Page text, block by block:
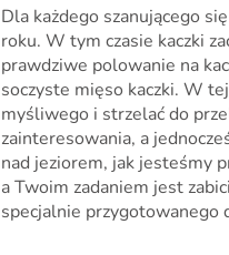
Dla każdego szanującego
roku. W tym czasie kaczki
prawdziwe polowanie na
soczyste mięso kaczki. W
myśliwego i strzelać do
zainteresowania, a
nad jeziorem, jak jesteśmy
a Twoim zadaniem jest
specjalnie przygotowanego